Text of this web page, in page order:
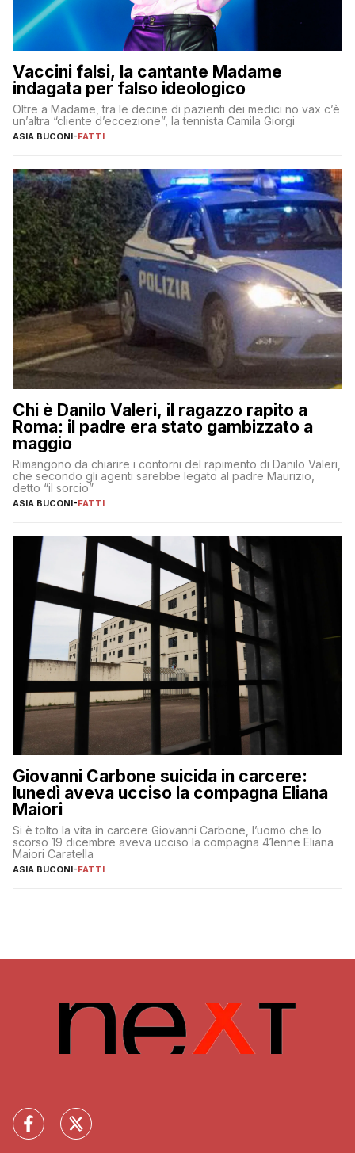
Vaccini falsi, la cantante Madame
indagata per falso ideologico
Oltre a Madame, tra le decine di pazienti dei medici no vax c’è
un’altra “cliente d’eccezione”, la tennista Camila Giorgi
ASIA BUCONI-FATTI
Chi è Danilo Valeri, il ragazzo rapito a
Roma: il padre era stato gambizzato a
maggio
Rimangono da chiarire i contorni del rapimento di Danilo Valeri,
che secondo gli agenti sarebbe legato al padre Maurizio,
detto “il sorcio”
ASIA BUCONI-FATTI
Giovanni Carbone suicida in carcere:
lunedì aveva ucciso la compagna Eliana
Maiori
Si è tolto la vita in carcere Giovanni Carbone, l’uomo che lo
scorso 19 dicembre aveva ucciso la compagna 41enne Eliana
Maiori Caratella
ASIA BUCONI-FATTI